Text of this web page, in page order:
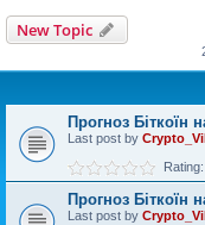
New Topic
Прогноз Біткоїн
Last post by
Прогноз Біткоїн
Last post by